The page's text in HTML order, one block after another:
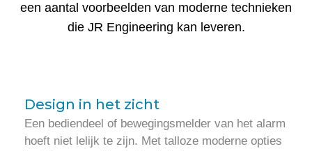
een aantal voorbeelden van moderne technieken
die JR Engineering kan leveren.
Design in het zicht
Een bediendeel of bewegingsmelder van het alarm
hoeft niet lelijk te zijn. Met talloze moderne opties